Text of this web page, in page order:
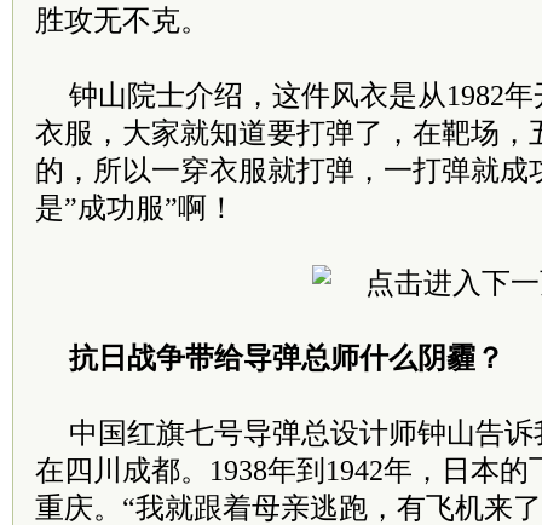
胜攻无不克。
钟山院士介绍，这件风衣是从1982
衣服，大家就知道要打弹了，在靶场，
的，所以一穿衣服就打弹，一打弹就成
是”成功服”啊！
抗日战争带给导弹总师什么阴霾？
中国红旗七号导弹总设计师钟山告诉
在四川成都。1938年到1942年，日本
重庆。“我就跟着母亲逃跑，有飞机来